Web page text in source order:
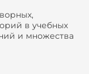
в учебных
и множества